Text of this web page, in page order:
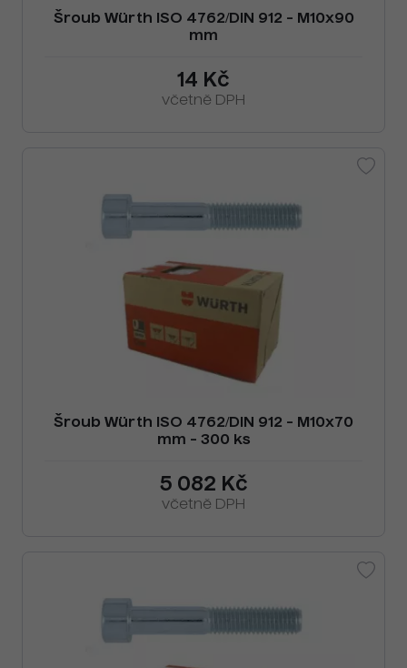
Šroub Würth ISO 4762/DIN 912 - M10x90
mm
14 Kč
včetně DPH
Šroub Würth ISO 4762/DIN 912 - M10x70
mm - 300 ks
5 082 Kč
včetně DPH